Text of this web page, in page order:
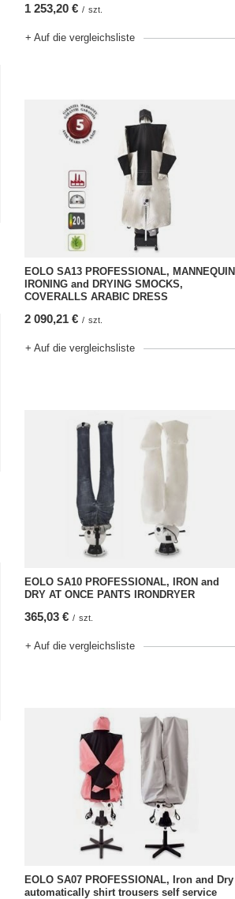
1 253,20 € / szt.
+ Auf die vergleichsliste
EOLO SA13 PROFESSIONAL, MANNEQUIN
IRONING and DRYING SMOCKS,
COVERALLS ARABIC DRESS
2 090,21 € / szt.
+ Auf die vergleichsliste
EOLO SA10 PROFESSIONAL, IRON and
DRY AT ONCE PANTS IRONDRYER
365,03 € / szt.
+ Auf die vergleichsliste
EOLO SA07 PROFESSIONAL, Iron and Dry
automatically shirt trousers self service